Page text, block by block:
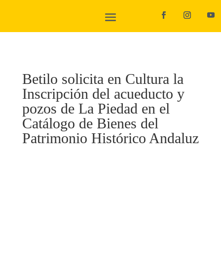
Betilo solicita en Cultura la
Inscripción del acueducto y
pozos de La Piedad en el
Catálogo de Bienes del
Patrimonio Histórico Andaluz